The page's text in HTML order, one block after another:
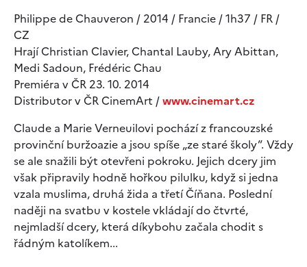
Philippe de Chauveron / 2014 / Francie / 1h37 / FR /
CZ
Hrají Christian Clavier, Chantal Lauby, Ary Abittan,
Medi Sadoun, Frédéric Chau
Premiéra v ČR 23. 10. 2014
Distributor v ČR CinemArt /www.cinemart.cz
Claude a Marie Verneuilovi pochází z francouzské
provinční buržoazie a jsou spíše „ze staré školy”. Vždy
se ale snažili být otevřeni pokroku. Jejich dcery jim
však připravily hodně hořkou pilulku, když si jedna
vzala muslima, druhá žida a třetí Číňana. Poslední
naději na svatbu v kostele vkládají do čtvrté,
nejmladší dcery, která díkybohu začala chodit s
řádným katolíkem...